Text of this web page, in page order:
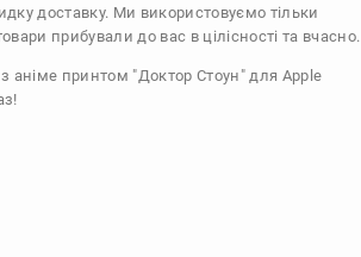
доставку. Ми використовуємо тільки
прибували до вас в цілісності та вчасно.
аніме принтом "Доктор Стоун" для Apple